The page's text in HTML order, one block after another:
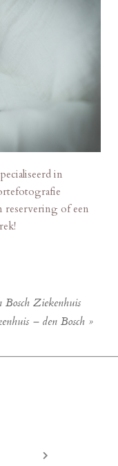
in
reservering of een
Bosch Ziekenhuis
– den Bosch »